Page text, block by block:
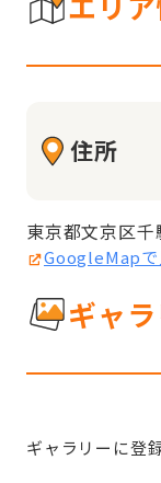
住所
東京都文京区
GoogleMapで
ギャ
ギャラリーに登